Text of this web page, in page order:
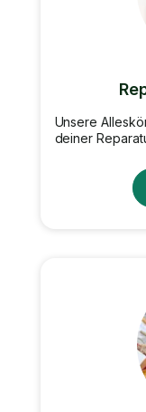
Unsere
deiner